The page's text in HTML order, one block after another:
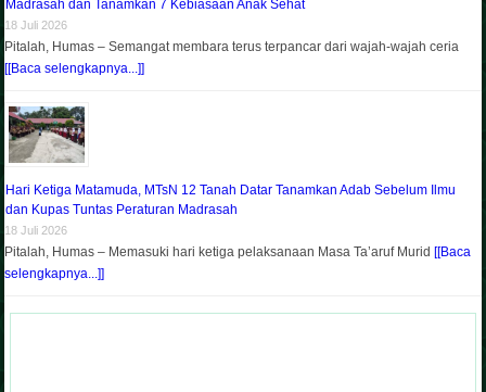
Madrasah dan Tanamkan 7 Kebiasaan Anak Sehat
18 Juli 2026
Pitalah, Humas – Semangat membara terus terpancar dari wajah-wajah ceria
[[Baca selengkapnya...]]
Hari Ketiga Matamuda, MTsN 12 Tanah Datar Tanamkan Adab Sebelum Ilmu
dan Kupas Tuntas Peraturan Madrasah
18 Juli 2026
Pitalah, Humas – Memasuki hari ketiga pelaksanaan Masa Ta’aruf Murid [[Baca
selengkapnya...]]